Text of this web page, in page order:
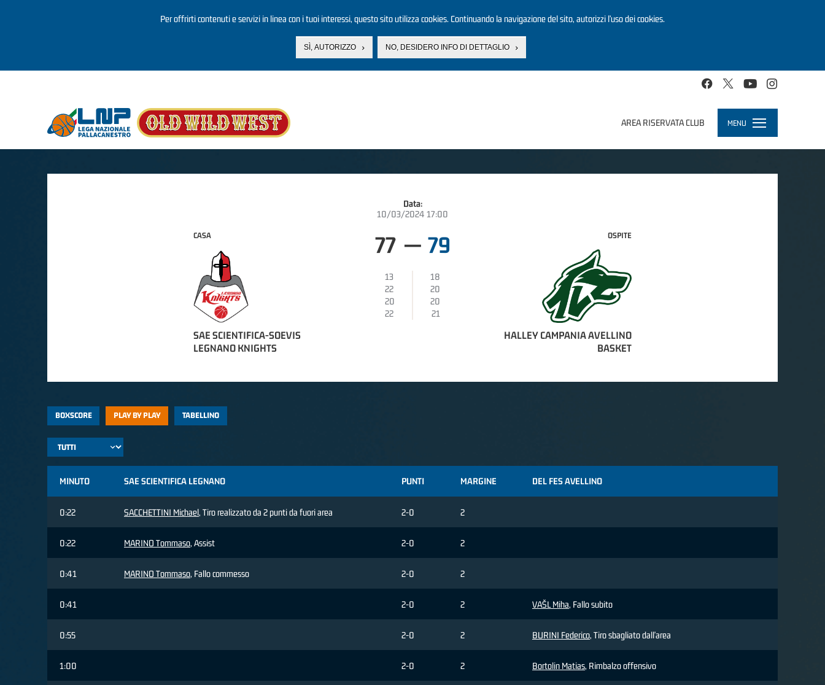
Per offrirti contenuti e servizi in linea con i tuoi interessi, questo sito utilizza cookies. Continuando la navigazione del sito, autorizzi l’uso dei cookies.
SÌ, AUTORIZZO NO, DESIDERO INFO DI DETTAGLIO
AREA RISERVATA CLUB MENU
Toggle
navigation
Data:
10/03/2024 17:00
CASA
SAE SCIENTIFICA-SOEVIS
LEGNANO KNIGHTS
77 — 79
13
18
22
20
20
20
22
21
OSPITE
HALLEY CAMPANIA AVELLINO
BASKET
BOXSCORE PLAY BY PLAY TABELLINO
MINUTO SAE SCIENTIFICA LEGNANO PUNTI MARGINE DEL FES AVELLINO
0:22 SACCHETTINI Michael, Tiro realizzato da 2 punti da fuori area 2-0 2
0:22 MARINO Tommaso, Assist 2-0 2
0:41 MARINO Tommaso, Fallo commesso 2-0 2
0:41 2-0 2 VAŠL Miha, Fallo subito
0:55 2-0 2 BURINI Federico, Tiro sbagliato dall'area
1:00 2-0 2 Bortolin Matias, Rimbalzo offensivo